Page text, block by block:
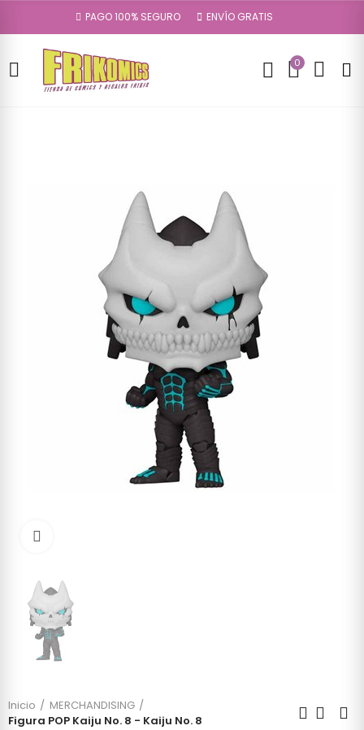
PAGO 100% SEGURO ENVÍO GRATIS
0
Inicio
MERCHANDISING
Figura POP Kaiju No. 8 - Kaiju No. 8